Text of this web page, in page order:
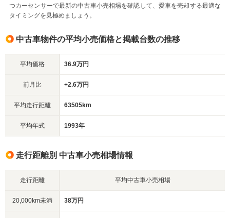
つカーセンサーで最新の中古車小売相場を確認して、愛車を売却する最適な
タイミングを見極めましょう。
中古車物件の平均小売価格と掲載台数の推移
平均価格 36.9万円
前月比 +2.6万円
平均走行距離 63505km
平均年式 1993年
走行距離別 中古車小売相場情報
走行距離 平均中古車小売相場
20,000km未満 38万円